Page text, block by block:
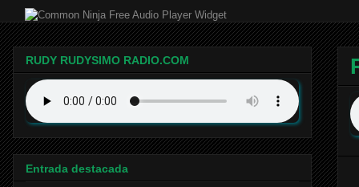
Free Audio Player Widget
RUDY RUDYSIMO RADIO.COM
Entrada destacada